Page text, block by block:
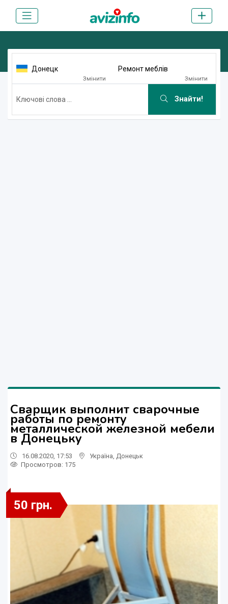
Донецк
Змінити
Ремонт меблів
Змінити
Знайти!
Сварщик выполнит сварочные
работы по ремонту
металлической железной мебели
в Донецьку
16.08.2020, 17:53 Україна Донецьк
Просмотров: 175
50 грн.